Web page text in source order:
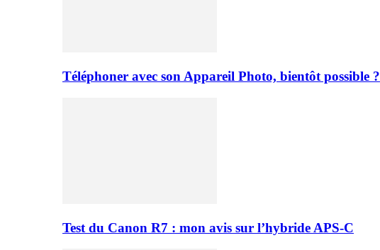
Téléphoner avec son Appareil Photo, bientôt possible ?
Test du Canon R7 : mon avis sur l’hybride APS-C